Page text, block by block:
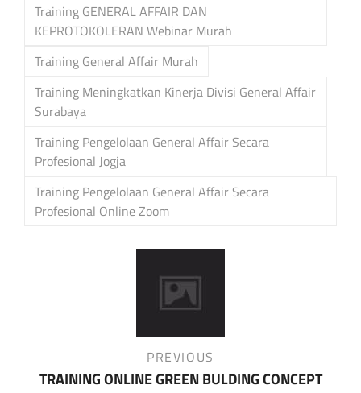
Training GENERAL AFFAIR DAN
KEPROTOKOLERAN Webinar Murah
Training General Affair Murah
Training Meningkatkan Kinerja Divisi General Affair
Surabaya
Training Pengelolaan General Affair Secara
Profesional Jogja
Training Pengelolaan General Affair Secara
Profesional Online Zoom
Post
PREVIOUS
TRAINING ONLINE GREEN BULDING CONCEPT